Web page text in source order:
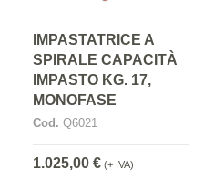
IMPASTATRICE A
SPIRALE CAPACITÀ
IMPASTO KG. 17,
MONOFASE
Cod. Q6021
1.025,00 € (+ IVA)